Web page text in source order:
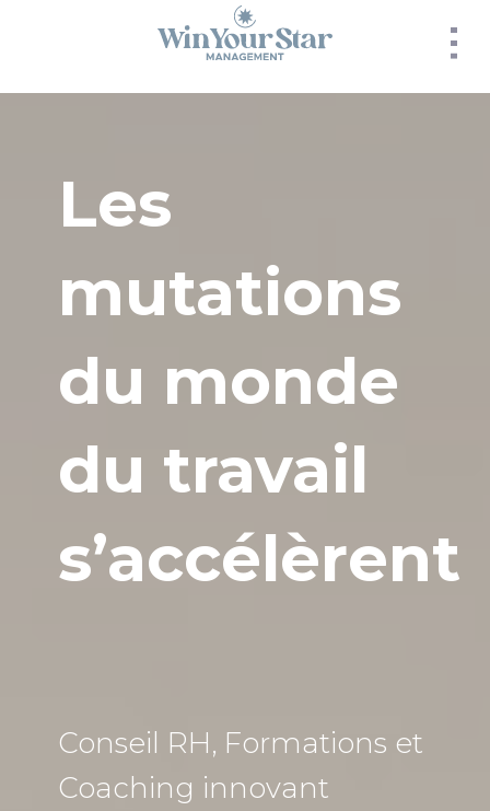
Les
mutations
du monde
du travail
s’accélèrent
Conseil RH, Formations et
Coaching innovant